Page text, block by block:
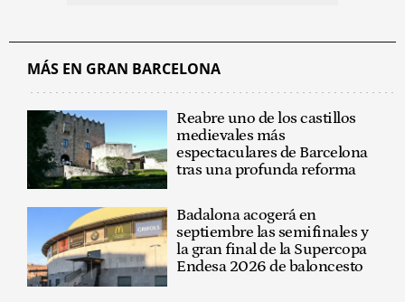
MÁS EN GRAN BARCELONA
Reabre uno de los castillos
medievales más
espectaculares de Barcelona
tras una profunda reforma
Badalona acogerá en
septiembre las semifinales y
la gran final de la Supercopa
Endesa 2026 de baloncesto